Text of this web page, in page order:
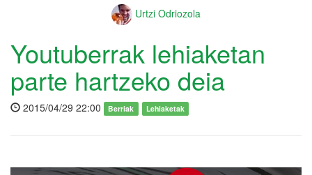
Urtzi Odriozola
Youtuberrak lehiaketan
parte hartzeko deia
2015/04/29 22:00 Berriak Lehiaketak